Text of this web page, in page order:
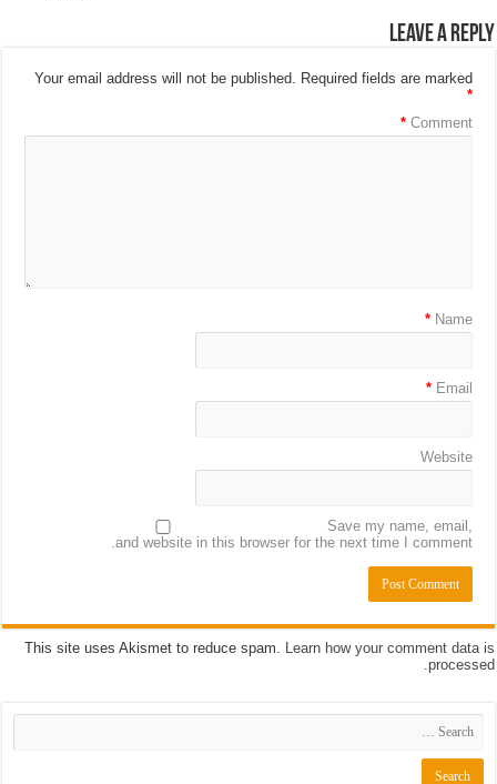
Leave a Reply
Your email address will not be published. Required fields are marked
*
Comment
*
Name
*
Email
*
Website
Save my name, email,
and website in this browser for the next time I comment.
This site uses Akismet to reduce spam. Learn how your comment data is
processed.